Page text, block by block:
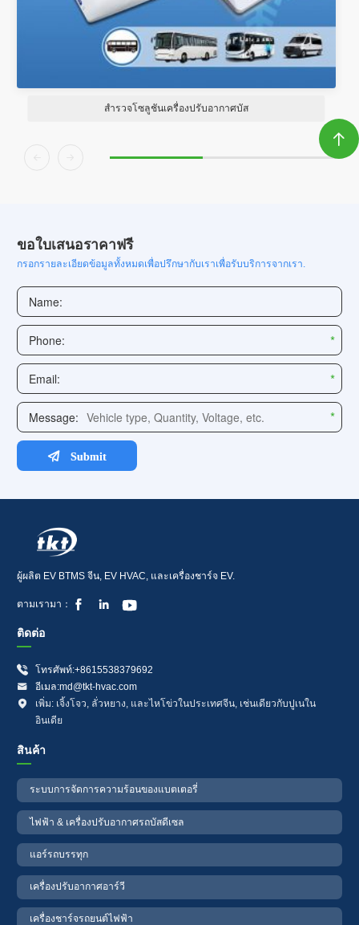
สำรวจโซลูชันเครื่องปรับอากาศ RV

ขอใบเสนอราคาฟรี
กรอกรายละเอียดข้อมูลทั้งหมดเพื่อปรึกษากับเราเพื่อรับบริการจากเรา.
ผู้ผลิต EV BTMS จีน, EV HVAC, และเครื่องชาร์จ EV.
ตามเรามา：   
ติดต่อ

โทรศัพท์:+8615538379692

อีเมล:md@tkt-hvac.com

เพิ่ม: เจิ้งโจว, ลั่วหยาง, และไหโข่วในประเทศจีน, เช่นเดียวกับปูเนใน
อินเดีย
สินค้า
ระบบการจัดการความร้อนของแบตเตอรี่
ไฟฟ้า & เครื่องปรับอากาศรถบัสดีเซล
แอร์รถบรรทุก
เครื่องปรับอากาศอาร์วี
เครื่องชาร์จรถยนต์ไฟฟ้า